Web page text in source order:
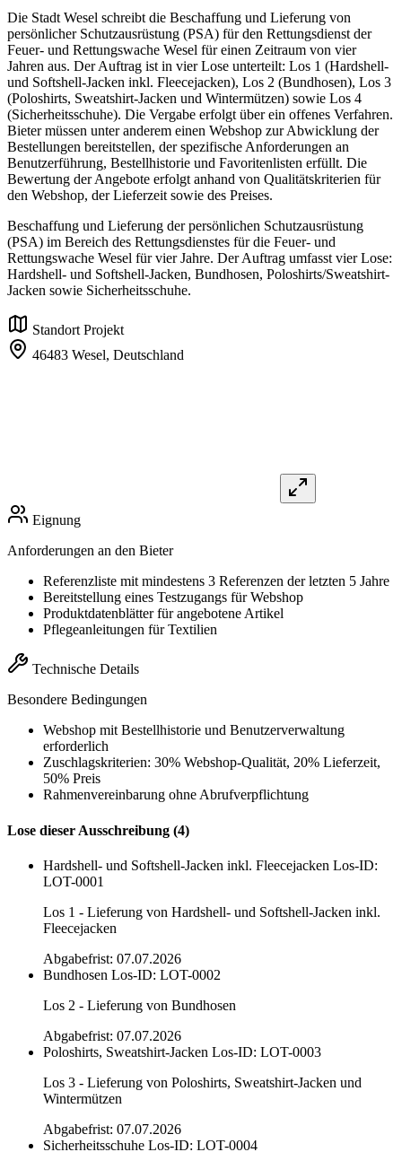
Die Stadt Wesel schreibt die Beschaffung und Lieferung von
persönlicher Schutzausrüstung (PSA) für den Rettungsdienst der
Feuer- und Rettungswache Wesel für einen Zeitraum von vier
Jahren aus. Der Auftrag ist in vier Lose unterteilt: Los 1 (Hardshell-
und Softshell-Jacken inkl. Fleecejacken), Los 2 (Bundhosen), Los 3
(Poloshirts, Sweatshirt-Jacken und Wintermützen) sowie Los 4
(Sicherheitsschuhe). Die Vergabe erfolgt über ein offenes Verfahren.
Bieter müssen unter anderem einen Webshop zur Abwicklung der
Bestellungen bereitstellen, der spezifische Anforderungen an
Benutzerführung, Bestellhistorie und Favoritenlisten erfüllt. Die
Bewertung der Angebote erfolgt anhand von Qualitätskriterien für
den Webshop, der Lieferzeit sowie des Preises.
Beschaffung und Lieferung der persönlichen Schutzausrüstung
(PSA) im Bereich des Rettungsdienstes für die Feuer- und
Rettungswache Wesel für vier Jahre. Der Auftrag umfasst vier Lose:
Hardshell- und Softshell-Jacken, Bundhosen, Poloshirts/Sweatshirt-
Jacken sowie Sicherheitsschuhe.
Standort Projekt
46483 Wesel, Deutschland
Eignung
Anforderungen an den Bieter
Referenzliste mit mindestens 3 Referenzen der letzten 5 Jahre
Bereitstellung eines Testzugangs für Webshop
Produktdatenblätter für angebotene Artikel
Pflegeanleitungen für Textilien
Technische Details
Besondere Bedingungen
Webshop mit Bestellhistorie und Benutzerverwaltung
erforderlich
Zuschlagskriterien: 30% Webshop-Qualität, 20% Lieferzeit,
50% Preis
Rahmenvereinbarung ohne Abrufverpflichtung
Lose dieser Ausschreibung (4)
Hardshell- und Softshell-Jacken inkl. Fleecejacken Los-ID:
LOT-0001
Los 1 - Lieferung von Hardshell- und Softshell-Jacken inkl.
Fleecejacken
Abgabefrist: 07.07.2026
Bundhosen Los-ID: LOT-0002
Los 2 - Lieferung von Bundhosen
Abgabefrist: 07.07.2026
Poloshirts, Sweatshirt-Jacken Los-ID: LOT-0003
Los 3 - Lieferung von Poloshirts, Sweatshirt-Jacken und
Wintermützen
Abgabefrist: 07.07.2026
Sicherheitsschuhe Los-ID: LOT-0004